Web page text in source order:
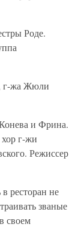
Роде.
г-жа Жюли
и Фрина.
г-жи
Режиссер
ресторан не
званые
своем